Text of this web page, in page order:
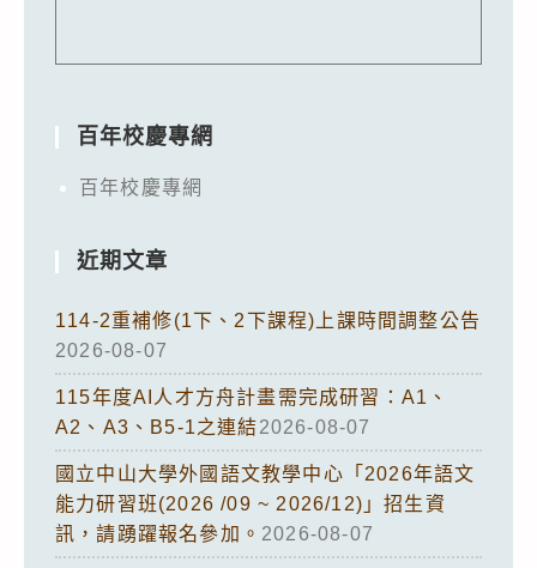
百年校慶專網
百年校慶專網
近期文章
114-2重補修(1下、2下課程)上課時間調整公告
2026-08-07
115年度AI人才方舟計畫需完成研習：A1、
A2、A3、B5-1之連結2026-08-07
國立中山大學外國語文教學中心「2026年語文
能力研習班(2026 /09 ~ 2026/12)」招生資
訊，請踴躍報名參加。 2026-08-07